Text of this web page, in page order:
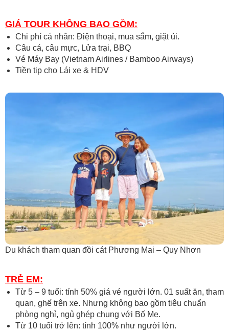
GIÁ TOUR KHÔNG BAO GỒM:
Chi phí cá nhân: Điện thoại, mua sắm, giặt ủi.
Câu cá, câu mực, Lửa trại, BBQ
Vé Máy Bay (Vietnam Airlines / Bamboo Airways)
Tiền tip cho Lái xe & HDV
Du khách tham quan đồi cát Phương Mai – Quy Nhơn
TRẺ EM:
Từ 5 – 9 tuổi: tính 50% giá vé người lớn. 01 suất ăn, tham
quan, ghế trên xe. Nhưng không bao gồm tiêu chuẩn
phòng nghỉ, ngủ ghép chung với Bố Mẹ.
Từ 10 tuổi trở lên: tính 100% như người lớn.